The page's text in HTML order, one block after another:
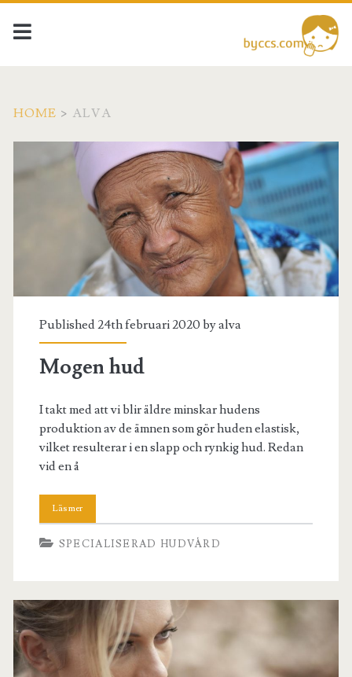
HOME > ALVA
Författare:
<span>alva</span>
Published 24th februari 2020 byalva
Mogen hud
I takt med att vi blir äldre minskar hudens
produktion av de ämnen som gör huden elastisk,
vilket resulterar i en slapp och rynkig hud. Redan
vid en å
SPECIALISERAD HUDVÅRD